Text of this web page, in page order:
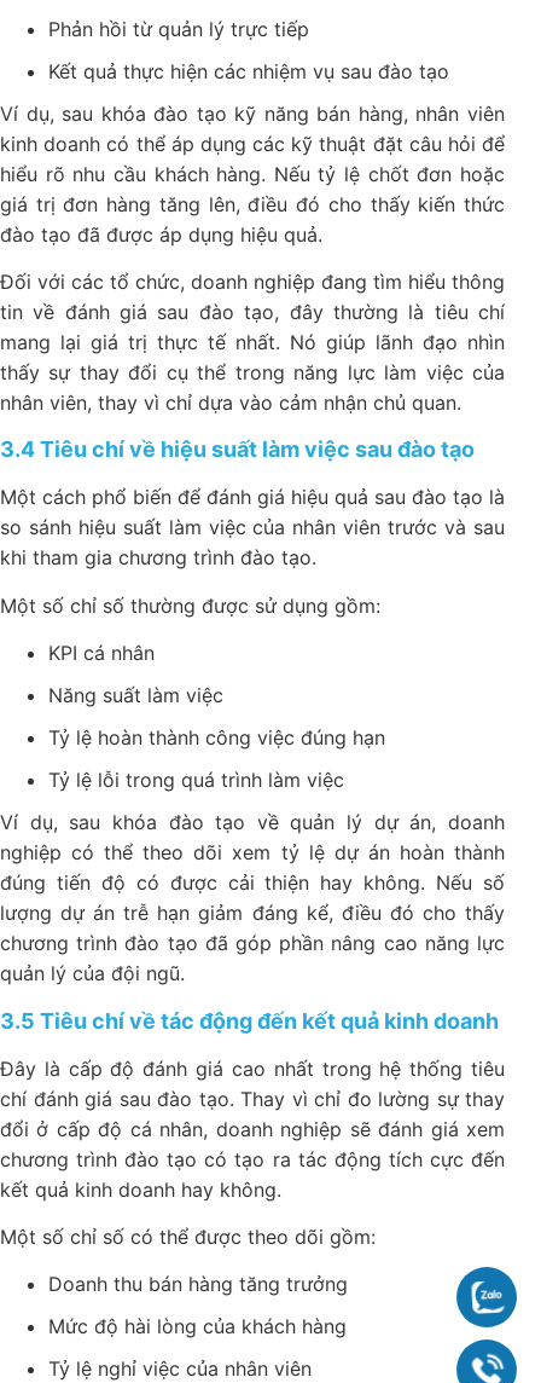
Phản hồi từ quản lý trực tiếp
Kết quả thực hiện các nhiệm vụ sau đào tạo
Ví dụ, sau khóa đào tạo kỹ năng bán hàng, nhân viên
kinh doanh có thể áp dụng các kỹ thuật đặt câu hỏi để
hiểu rõ nhu cầu khách hàng. Nếu tỷ lệ chốt đơn hoặc
giá trị đơn hàng tăng lên, điều đó cho thấy kiến thức
đào tạo đã được áp dụng hiệu quả.
Đối với các tổ chức, doanh nghiệp đang tìm hiểu thông
tin về đánh giá sau đào tạo, đây thường là tiêu chí
mang lại giá trị thực tế nhất. Nó giúp lãnh đạo nhìn
thấy sự thay đổi cụ thể trong năng lực làm việc của
nhân viên, thay vì chỉ dựa vào cảm nhận chủ quan.
3.4 Tiêu chí về hiệu suất làm việc sau đào tạo
Một cách phổ biến để đánh giá hiệu quả sau đào tạo là
so sánh hiệu suất làm việc của nhân viên trước và sau
khi tham gia chương trình đào tạo.
Một số chỉ số thường được sử dụng gồm:
KPI cá nhân
Năng suất làm việc
Tỷ lệ hoàn thành công việc đúng hạn
Tỷ lệ lỗi trong quá trình làm việc
Ví dụ, sau khóa đào tạo về quản lý dự án, doanh
nghiệp có thể theo dõi xem tỷ lệ dự án hoàn thành
đúng tiến độ có được cải thiện hay không. Nếu số
lượng dự án trễ hạn giảm đáng kể, điều đó cho thấy
chương trình đào tạo đã góp phần nâng cao năng lực
quản lý của đội ngũ.
3.5 Tiêu chí về tác động đến kết quả kinh doanh
Đây là cấp độ đánh giá cao nhất trong hệ thống tiêu
chí đánh giá sau đào tạo. Thay vì chỉ đo lường sự thay
đổi ở cấp độ cá nhân, doanh nghiệp sẽ đánh giá xem
chương trình đào tạo có tạo ra tác động tích cực đến
kết quả kinh doanh hay không.
Một số chỉ số có thể được theo dõi gồm:
Doanh thu bán hàng tăng trưởng
Mức độ hài lòng của khách hàng
Tỷ lệ nghỉ việc của nhân viên